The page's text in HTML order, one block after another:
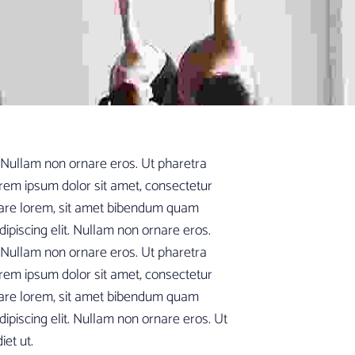
non ornare eros. Ut pharetra
ipsum dolor sit amet, consectetur
lorem, sit amet bibendum quam
elit. Nullam non ornare eros.
non ornare eros. Ut pharetra
ipsum dolor sit amet, consectetur
lorem, sit amet bibendum quam
elit. Nullam non ornare eros. Ut
ut.